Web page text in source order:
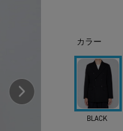
カラー
BLACK